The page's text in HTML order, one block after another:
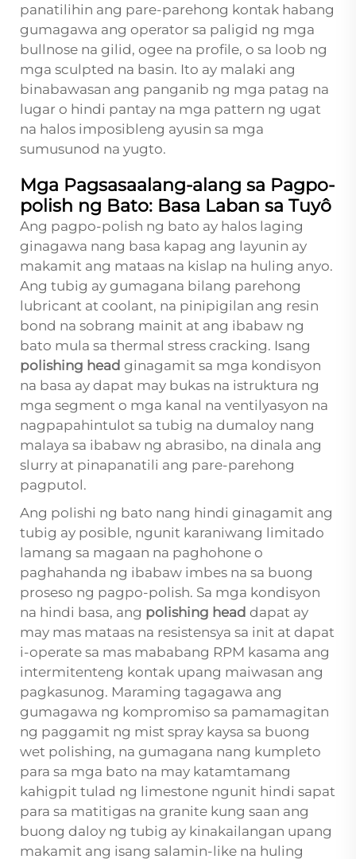
panatilihin ang pare-parehong kontak habang
gumagawa ang operator sa paligid ng mga
bullnose na gilid, ogee na profile, o sa loob ng
mga sculpted na basin. Ito ay malaki ang
binabawasan ang panganib ng mga patag na
lugar o hindi pantay na mga pattern ng ugat
na halos imposibleng ayusin sa mga
sumusunod na yugto.
Mga Pagsasaalang-alang sa Pagpo-
polish ng Bato: Basa Laban sa Tuyô
Ang pagpo-polish ng bato ay halos laging
ginagawa nang basa kapag ang layunin ay
makamit ang mataas na kislap na huling anyo.
Ang tubig ay gumagana bilang parehong
lubricant at coolant, na pinipigilan ang resin
bond na sobrang mainit at ang ibabaw ng
bato mula sa thermal stress cracking. Isang
polishing head ginagamit sa mga kondisyon
na basa ay dapat may bukas na istruktura ng
mga segment o mga kanal na ventilyasyon na
nagpapahintulot sa tubig na dumaloy nang
malaya sa ibabaw ng abrasibo, na dinala ang
slurry at pinapanatili ang pare-parehong
pagputol.
Ang polishi ng bato nang hindi ginagamit ang
tubig ay posible, ngunit karaniwang limitado
lamang sa magaan na paghohone o
paghahanda ng ibabaw imbes na sa buong
proseso ng pagpo-polish. Sa mga kondisyon
na hindi basa, ang polishing head dapat ay
may mas mataas na resistensya sa init at dapat
i-operate sa mas mababang RPM kasama ang
intermitenteng kontak upang maiwasan ang
pagkasunog. Maraming tagagawa ang
gumagawa ng kompromiso sa pamamagitan
ng paggamit ng mist spray kaysa sa buong
wet polishing, na gumagana nang kumpleto
para sa mga bato na may katamtamang
kahigpit tulad ng limestone ngunit hindi sapat
para sa matitigas na granite kung saan ang
buong daloy ng tubig ay kinakailangan upang
makamit ang isang salamin-like na huling